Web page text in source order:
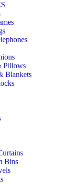
Pillows
Blankets
Bins